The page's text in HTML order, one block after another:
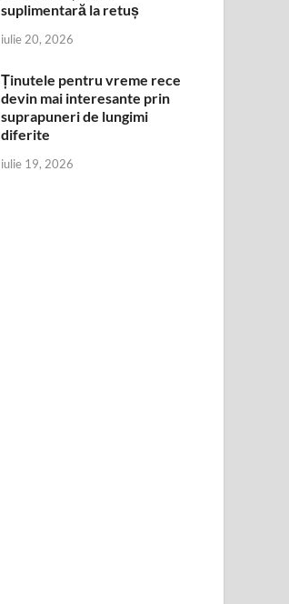
suplimentară la retuș
iulie 20, 2026
Ținutele pentru vreme rece
devin mai interesante prin
suprapuneri de lungimi
diferite
iulie 19, 2026